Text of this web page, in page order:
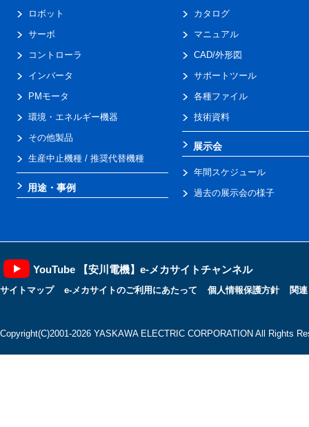
ロボット
サーボ
コントローラ
インバータ
PMモータ
環境・エネルギー機器
その他製品
生産中止機種 / 推奨代替機種
用途・事例
カタログ
マニュアル
CAD/外形図
サポートツール
各種ファイル
技術資料
展示会
年間スケジュール
過去の展示会の様子
YouTube 【安川電機】e-メカサイトチャンネル
サイトマップ e-メカサイトのご利用にあたって 個人情報保護方針 関
Copyright(C)2001‐2026 YASKAWA ELECTRIC CORPORATION All Rights